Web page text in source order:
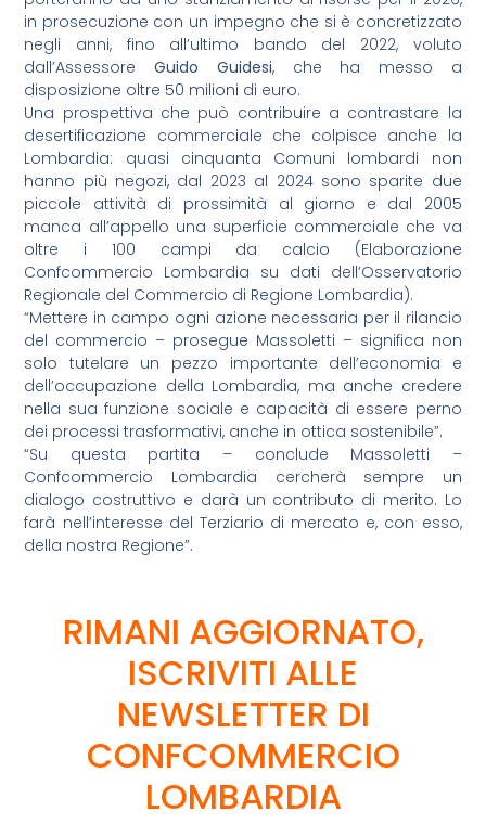
in prosecuzione con un impegno che si è concretizzato
negli anni, fino all’ultimo bando del 2022, voluto
dall’AssessoreGuido Guidesi, che ha messo a
disposizione oltre 50 milioni di euro.
Una prospettiva che può contribuire a contrastare la
desertificazione commerciale che colpisce anche la
Lombardia: quasi cinquanta Comuni lombardi non
hanno più negozi, dal 2023 al 2024 sono sparite due
piccole attività di prossimità al giorno e dal 2005
manca all’appello una superficie commerciale che va
oltre i 100 campi da calcio (Elaborazione
Confcommercio Lombardia su dati dell’Osservatorio
Regionale del Commercio di Regione Lombardia).
“Mettere in campo ogni azione necessaria per il rilancio
del commercio – prosegue Massoletti – significa non
solo tutelare un pezzo importante dell’economia e
dell’occupazione della Lombardia, ma anche credere
nella sua funzione sociale e capacità di essere perno
dei processi trasformativi, anche in ottica sostenibile”.
“Su questa partita – conclude Massoletti –
Confcommercio Lombardia cercherà sempre un
dialogo costruttivo e darà un contributo di merito. Lo
farà nell’interesse del Terziario di mercato e, con esso,
della nostra Regione”.
RIMANI AGGIORNATO,
ISCRIVITI ALLE
NEWSLETTER DI
CONFCOMMERCIO
LOMBARDIA